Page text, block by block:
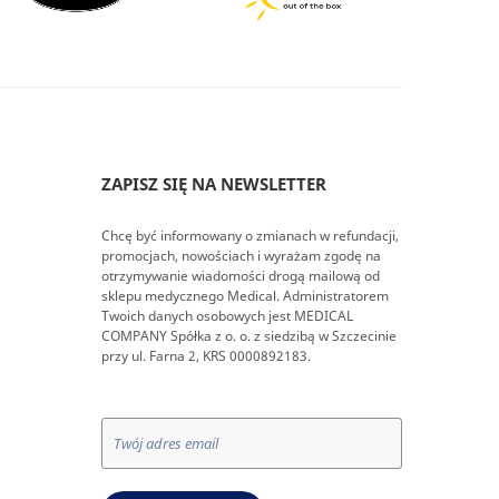
ZAPISZ SIĘ NA NEWSLETTER
Chcę być informowany o zmianach w refundacji,
promocjach, nowościach i wyrażam zgodę na
otrzymywanie wiadomości drogą mailową od
sklepu medycznego Medical. Administratorem
Twoich danych osobowych jest MEDICAL
COMPANY Spółka z o. o. z siedzibą w Szczecinie
przy ul. Farna 2, KRS 0000892183.